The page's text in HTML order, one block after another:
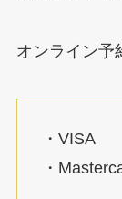
オンライン予
・VISA
・